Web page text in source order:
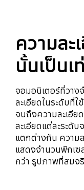
ความล
นั้นเป็นเ
จอมอนิเตอร์ที่วาง
ละเอียดในระดับที่
จนถึงความละเอีย
ละเอียดแต่ละระดั
แตกต่างกัน ความ
แสดงจำนวนพิกเซ
กว่า รูปภาพที่สมจ